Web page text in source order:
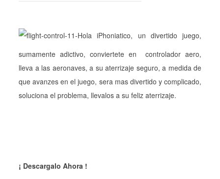
Hola iPhoniatico, un divertido juego,
sumamente adictivo, conviertete en controlador aero,
lleva a las aeronaves, a su aterrizaje seguro, a medida de
que avanzes en el juego, sera mas divertido y complicado,
soluciona el problema, llevalos a su feliz aterrizaje.
¡ Descargalo Ahora !